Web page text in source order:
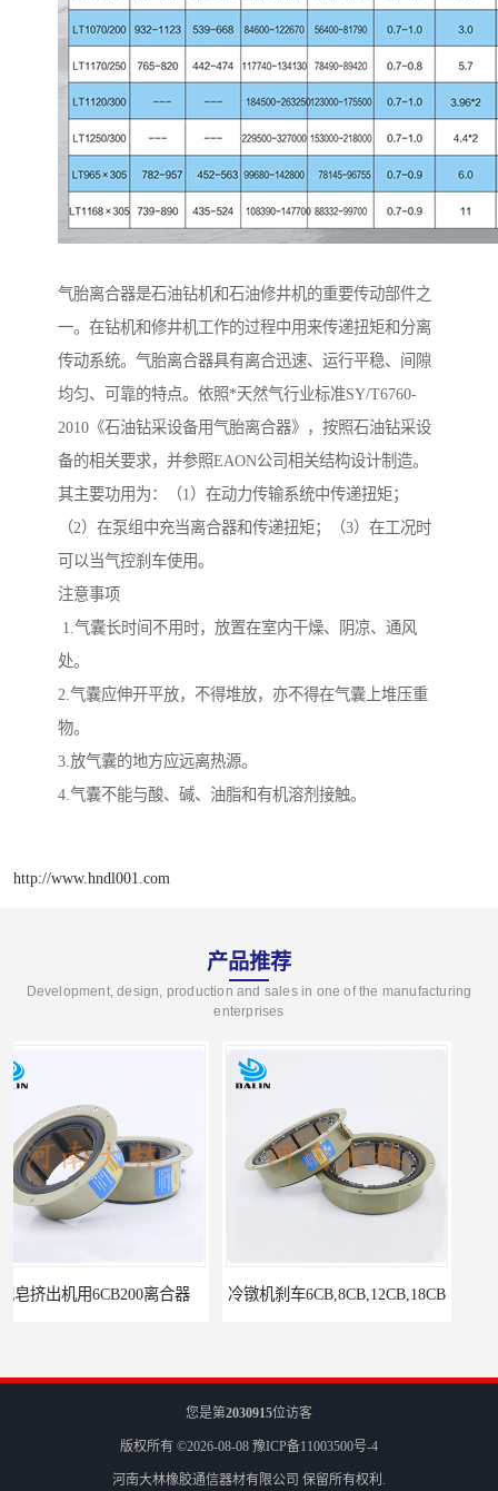
气胎离合器是石油钻机和石油修井机的重要传动部件之
一。在钻机和修井机工作的过程中用来传递扭矩和分离
传动系统。气胎离合器具有离合迅速、运行平稳、间隙
均匀、可靠的特点。依照*天然气行业标准SY/T6760-
2010《石油钻采设备用气胎离合器》，按照石油钻采设
备的相关要求，并参照EAON公司相关结构设计制造。
其主要功用为：（1）在动力传输系统中传递扭矩；
（2）在泵组中充当离合器和传递扭矩；（3）在工况时
可以当气控刹车使用。
注意事项
1.气囊长时间不用时，放置在室内干燥、阴凉、通风
处。
2.气囊应伸开平放，不得堆放，亦不得在气囊上堆压重
物。
3.放气囊的地方应远离热源。
4.气囊不能与酸、碱、油脂和有机溶剂接触。
http://www.hndl001.com
产品推荐
Development, design, production and sales in one of the manufacturing
enterprises
冷镦机刹车6CB,8CB,12CB,18CB Airflex同等6CB200离合器
您是第2030915位访客
版权所有 ©2026-08-08 豫ICP备11003500号-4
河南大林橡胶通信器材有限公司 保留所有权利.